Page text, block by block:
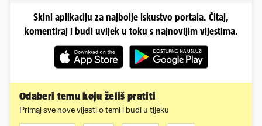
Skini aplikaciju za najbolje iskustvo portala. Čitaj,
komentiraj i budi uvijek u toku s najnovijim vijestima.
Odaberi temu koju želiš pratiti
Primaj sve nove vijesti o temi i budi u tijeku